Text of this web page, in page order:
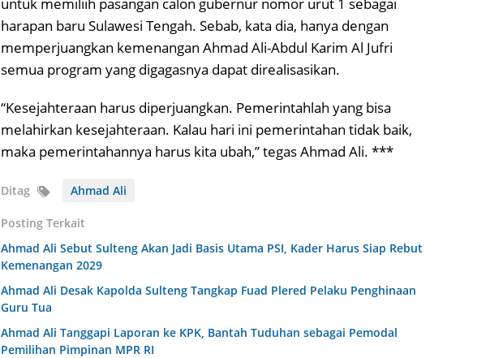
harapan baru Sulawesi Tengah. Sebab, kata dia, hanya dengan
memperjuangkan kemenangan Ahmad Ali-Abdul Karim Al Jufri
semua program yang digagasnya dapat direalisasikan.
“Kesejahteraan harus diperjuangkan. Pemerintahlah yang bisa
melahirkan kesejahteraan. Kalau hari ini pemerintahan tidak baik,
maka pemerintahannya harus kita ubah,” tegas Ahmad Ali. ***
Ditag Ahmad Ali
Posting Terkait
Ahmad Ali Sebut Sulteng Akan Jadi Basis Utama PSI, Kader Harus Siap Rebut
Kemenangan 2029
Ahmad Ali Desak Kapolda Sulteng Tangkap Fuad Plered Pelaku Penghinaan
Guru Tua
Ahmad Ali Tanggapi Laporan ke KPK, Bantah Tuduhan sebagai Pemodal
Pemilihan Pimpinan MPR RI